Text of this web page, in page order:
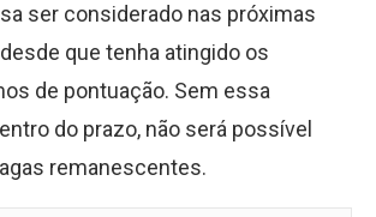
ser considerado nas próximas
que tenha atingido os
de pontuação. Sem essa
do prazo, não será possível
remanescentes.